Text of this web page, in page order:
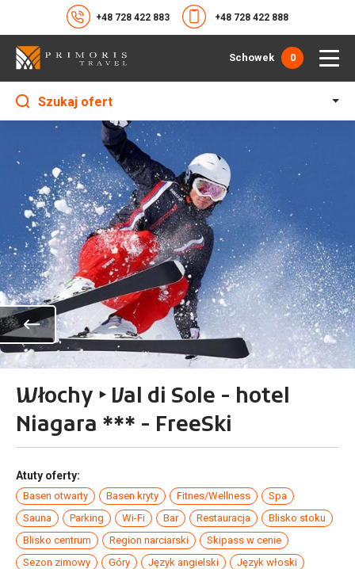
+48 728 422 883 +48 728 422 888
Schowek 0
Szukaj ofert
Włochy ‣ Val di Sole - hotel
Niagara *** - FreeSki
Atuty oferty:
Basen otwarty Basen kryty Fitnes/Wellness
Spa
Sauna
Parking Wi-Fi Bar Restauracja
Blisko stoku
Blisko centrum
Region narciarski
Skipass w cenie
Sezon zimowy
Góry Język angielski
Język włoski